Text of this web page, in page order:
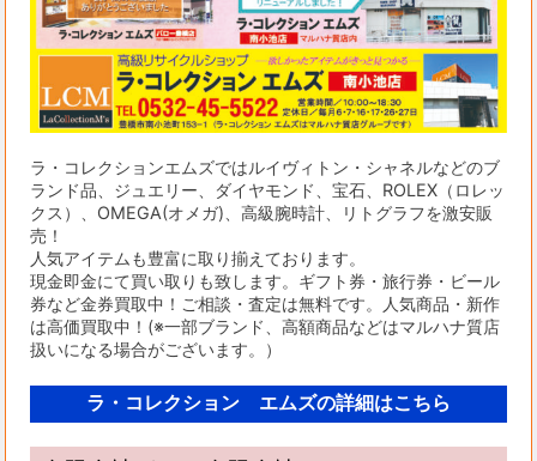
ラ・コレクションエムズではルイヴィトン・シャネルなどのブ
ランド品、ジュエリー、ダイヤモンド、宝石、ROLEX（ロレッ
クス）、OMEGA(オメガ)、高級腕時計、リトグラフを激安販
売！
人気アイテムも豊富に取り揃えております。
現金即金にて買い取りも致します。ギフト券・旅行券・ビール
券など金券買取中！ご相談・査定は無料です。人気商品・新作
は高価買取中！(※一部ブランド、高額商品などはマルハナ質店
扱いになる場合がございます。）
ラ・コレクション エムズの詳細はこちら